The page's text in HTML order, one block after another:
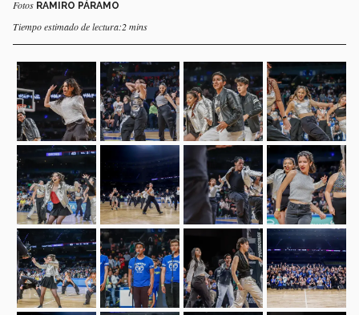
Fotos RAMIRO PÁRAMO
Tiempo estimado de lectura:2 mins